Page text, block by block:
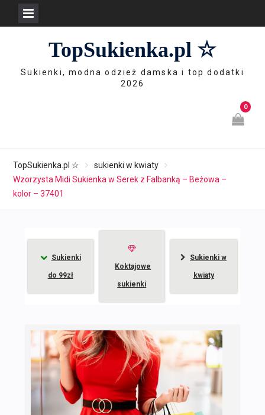
TopSukienka.pl ☆
Sukienki, modna odzież damska i top dodatki
2026
0
TopSukienka.pl ☆
sukienki w kwiaty
Wzorzysta Midi Sukienka w Serek z Falbanką – Beżowa –
kolor – 37401
Sukienki
do 99zł
Koktajowe
sukienki
Sukienki w
kwiaty